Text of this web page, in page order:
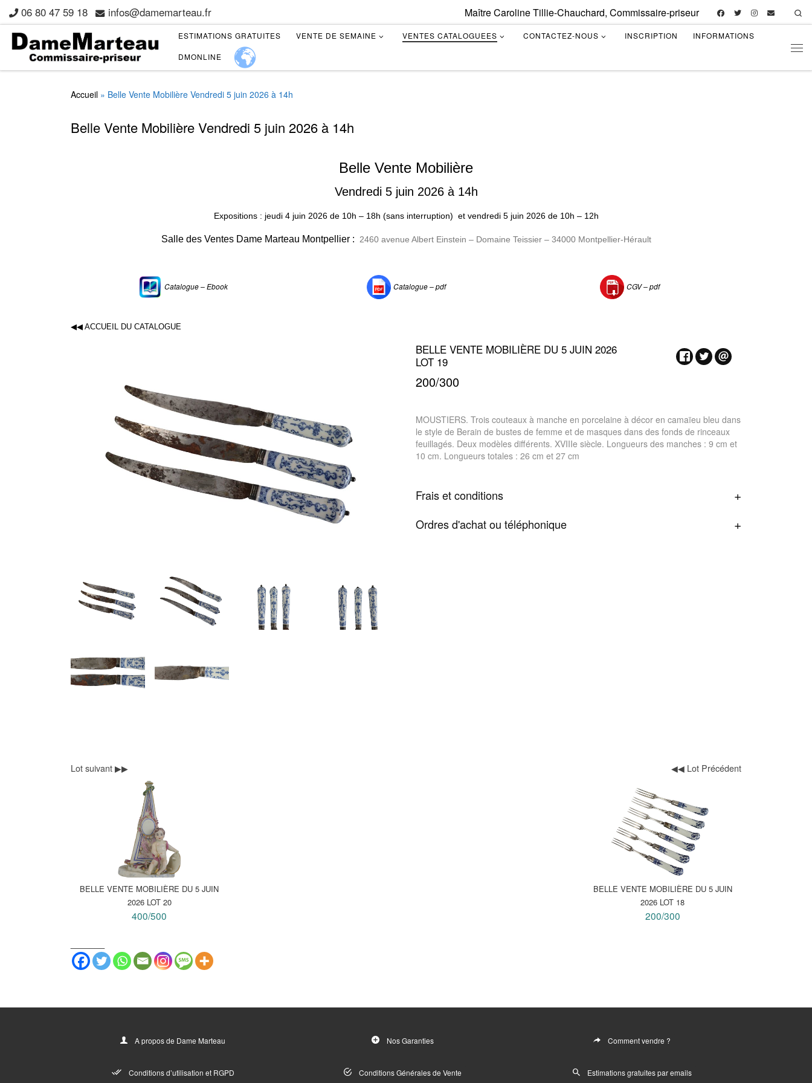
Skip to content
06 80 47 59 18 infos@damemarteau.fr Maître Caroline Tillie-Chauchard, Commissaire-priseur
ESTIMATIONS GRATUITES VENTE DE SEMAINE VENTES CATALOGUEES CONTACTEZ-NOUS INSCRIPTION INFORMATIONS
DMONLINE
Accueil » Belle Vente Mobilière Vendredi 5 juin 2026 à 14h
Belle Vente Mobilière Vendredi 5 juin 2026 à 14h
Belle Vente Mobilière
Vendredi 5 juin 2026 à 14h
Expositions : jeudi 4 juin 2026de 10h – 18h (sans interruption) et vendredi 5 juin 2026 de 10h – 12h
Salle des Ventes Dame Marteau Montpellier : 2460 avenue Albert Einstein – Domaine Teissier – 34000 Montpellier-Hérault
Catalogue – Ebook Catalogue – pdf CGV –pdf
◀◀ ACCUEIL DU CATALOGUE
BELLE VENTE MOBILIÈRE DU 5 JUIN 2026
LOT 19
200/300
MOUSTIERS. Trois couteaux à manche en porcelaine à décor en camaïeu bleu dans
le style de Berain de bustes de femme et de masques dans des fonds de rinceaux
feuillagés. Deux modèles différents. XVIIIe siècle. Longueurs des manches : 9 cm et
10 cm. Longueurs totales : 26 cm et 27 cm
Frais et conditions
Ordres d'achat ou téléphonique
Lot suivant ▶▶
BELLE VENTE MOBILIÈRE DU 5 JUIN
2026 LOT 20
400/500
◀◀ Lot Précédent
BELLE VENTE MOBILIÈRE DU 5 JUIN
2026 LOT 18
200/300
A propos de Dame Marteau
Conditions d’utilisation et RGPD
Nos Garanties
Conditions Générales de Vente
Comment vendre ?
Estimations gratuites par emails